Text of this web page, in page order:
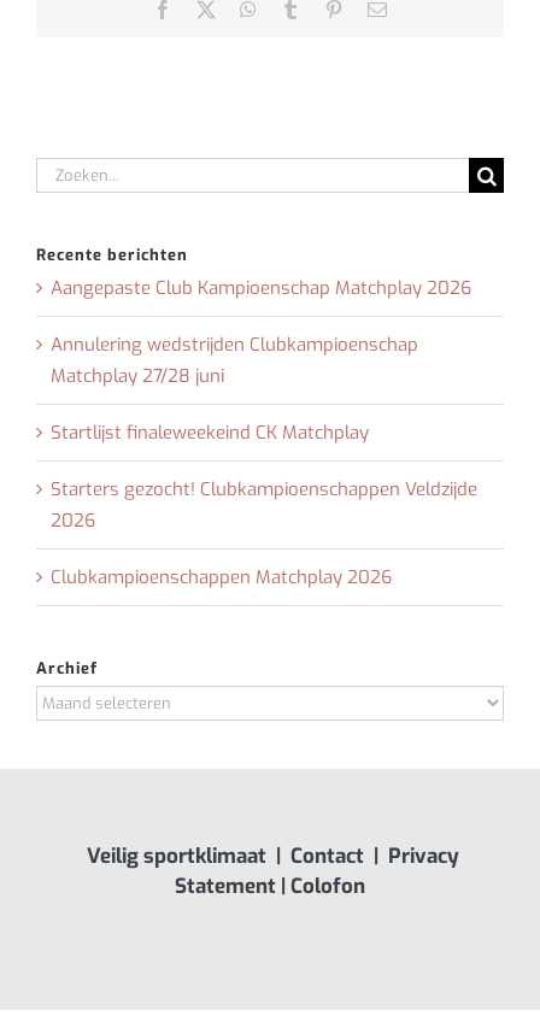
Facebook WhatsApp
Tumblr Pinterest
E-
Zoeken
naar:
Recente berichten
Aangepaste Club Kampioenschap Matchplay 2026
Annulering wedstrijden Clubkampioenschap
Matchplay 27/28 juni
Startlijst finaleweekeind CK Matchplay
Starters gezocht! Clubkampioenschappen Veldzijde
2026
Clubkampioenschappen Matchplay 2026
Archief
Archief
Veilig sportklimaat| Contact| Privacy
Statement | Colofon